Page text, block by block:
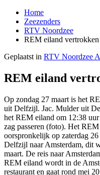
Home
Zeezenders
RTV Noordzee
REM eiland
Geplaatst in RTV Noordzee
REM eiland
Op zondag 27 maart is het
uit Delfzijl. Jac. Mulder uit
het REM eiland om 12:38
zag passeren (foto). Het
oorspronkelijk op zaterdag
Delfzijl naar Amsterdam, dit
maart. De reis naar
REM eiland wordt in de
restaurant en gaat rond mei